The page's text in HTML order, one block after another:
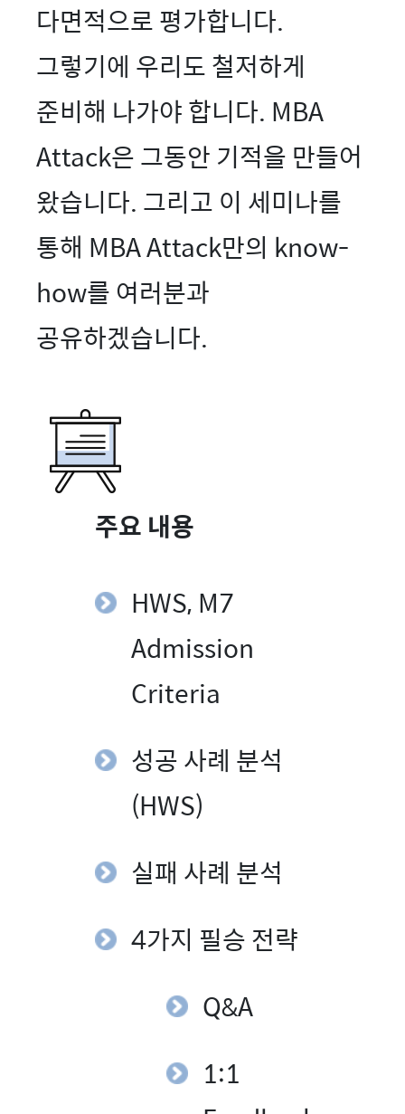
다면적으로 평가합니다.
그렇기에 우리도 철저하게
준비해 나가야 합니다. MBA
Attack은 그동안 기적을 만들어
왔습니다. 그리고 이 세미나를
통해 MBA Attack만의 know-
how를 여러분과
공유하겠습니다.
주요 내용
HWS, M7
Admission
Criteria
성공 사례 분석
(HWS)
실패 사례 분석
4가지 필승 전략
Q&A
1:1